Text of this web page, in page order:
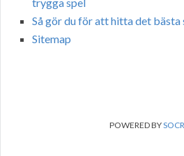
Så gör du för att hitta det bästa
Sitemap
POWERED BY